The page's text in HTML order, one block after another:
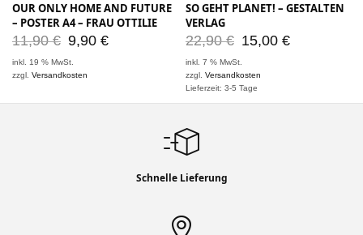
OUR ONLY HOME AND FUTURE
– POSTER A4 – FRAU OTTILIE
11,90€ 9,90 €
inkl. 19 % MwSt.
zzgl.Versandkosten
SO GEHT PLANET! – GESTALTEN
VERLAG
22,90€ 15,00 €
inkl. 7 % MwSt.
zzgl.Versandkosten
Lieferzeit: 3-5 Tage
Schnelle Lieferung